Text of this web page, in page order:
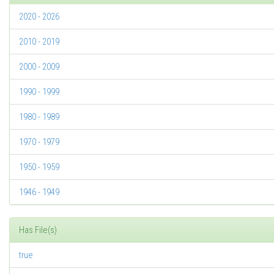
2020 - 2026
2010 - 2019
2000 - 2009
1990 - 1999
1980 - 1989
1970 - 1979
1950 - 1959
1946 - 1949
Has File(s)
true